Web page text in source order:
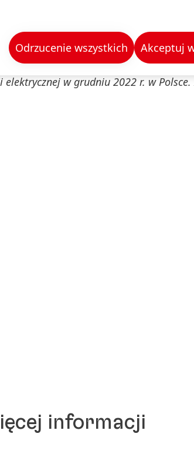
oraz założeniu 280 cykli rocznie.
w grudniu 2022 r. w Polsce.
informacji
Odrzucenie wszystkich Akceptuj